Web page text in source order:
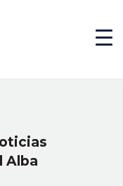
Alba